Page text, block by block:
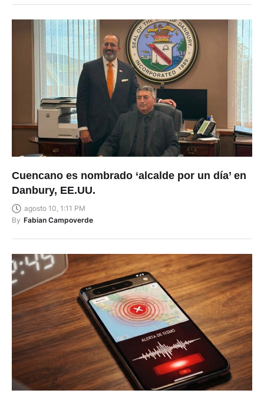
Cuencano es nombrado ‘alcalde por un día’ en
Danbury, EE.UU.
agosto 10, 1:11 PM
By Fabian Campoverde